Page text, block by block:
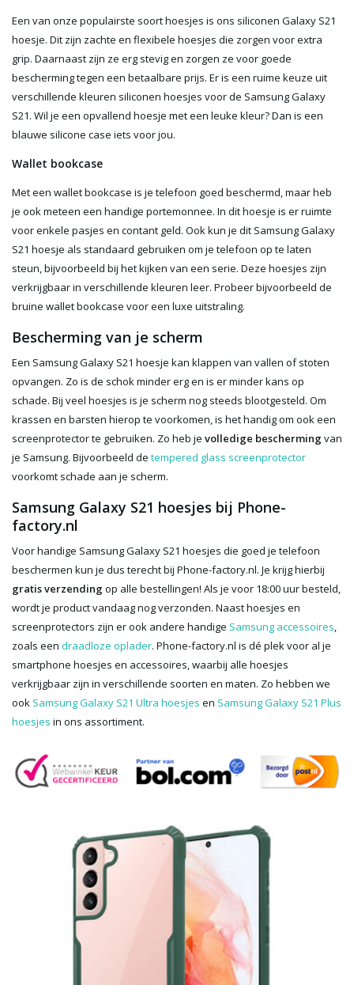
Een van onze populairste soort hoesjes is ons siliconen Galaxy S21
hoesje. Dit zijn zachte en flexibele hoesjes die zorgen voor extra
grip. Daarnaast zijn ze erg stevig en zorgen ze voor goede
bescherming tegen een betaalbare prijs. Er is een ruime keuze uit
verschillende kleuren siliconen hoesjes voor de Samsung Galaxy
S21. Wil je een opvallend hoesje met een leuke kleur? Dan is een
blauwe silicone case iets voor jou.
Wallet bookcase
Met een wallet bookcase is je telefoon goed beschermd, maar heb
je ook meteen een handige portemonnee. In dit hoesje is er ruimte
voor enkele pasjes en contant geld. Ook kun je dit Samsung Galaxy
S21 hoesje als standaard gebruiken om je telefoon op te laten
steun, bijvoorbeeld bij het kijken van een serie. Deze hoesjes zijn
verkrijgbaar in verschillende kleuren leer. Probeer bijvoorbeeld de
bruine wallet bookcase voor een luxe uitstraling.
Bescherming van je scherm
Een Samsung Galaxy S21 hoesje kan klappen van vallen of stoten
opvangen. Zo is de schok minder erg en is er minder kans op
schade. Bij veel hoesjes is je scherm nog steeds blootgesteld. Om
krassen en barsten hierop te voorkomen, is het handig om ook een
screenprotectorte gebruiken. Zo heb je volledige bescherming van
je Samsung. Bijvoorbeeld de tempered glass screenprotector
voorkomt schade aan je scherm.
Samsung Galaxy S21 hoesjes bij Phone-
factory.nl
Voor handige Samsung Galaxy S21 hoesjes die goed je telefoon
beschermen kun je dus terecht bij Phone-factory.nl. Je krijg hierbij
gratis verzending op alle bestellingen! Als je voor 18:00 uur besteld,
wordt je product vandaag nog verzonden. Naast hoesjes en
screenprotectors zijn er ook andere handige Samsung accessoires,
zoals een draadloze oplader. Phone-factory.nl is dé plek voor al je
smartphone hoesjes en accessoires, waarbij alle hoesjes
verkrijgbaar zijn in verschillende soorten en maten. Zo hebben we
ook Samsung Galaxy S21 Ultra hoesjes en Samsung Galaxy S21 Plus
hoesjes in ons assortiment.